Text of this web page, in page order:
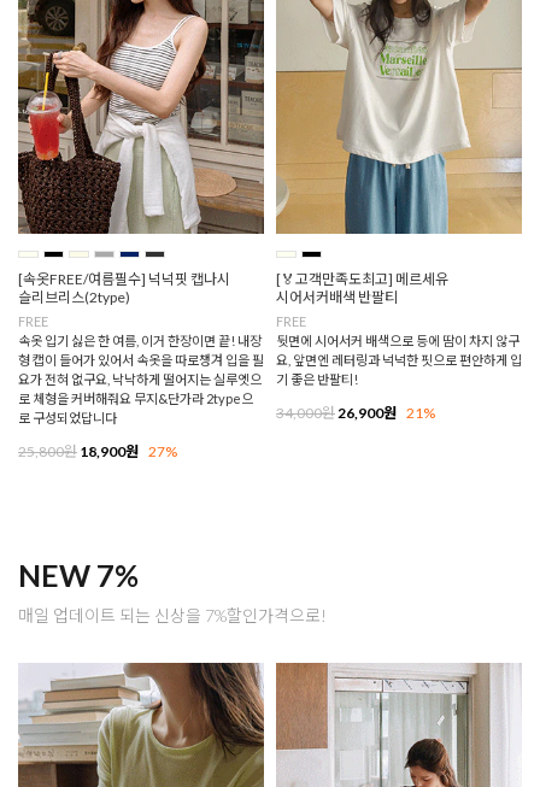
[속옷FREE/여름필수] 넉넉핏 캡나시
슬리브리스(2type)
FREE
속옷 입기 싫은 한 여름, 이거 한장이면 끝! 내장
형 캡이 들어가 있어서 속옷을 따로챙겨 입을 필
요가 전혀 없구요, 낙낙하게 떨어지는 실루엣으
로 체형을 커버해줘요 무지&단가라 2type으
로 구성되었답니다
25,800원 18,900원 27%
[🏅고객만족도최고] 메르세유
시어서커배색 반팔티
FREE
뒷면에 시어서커 배색으로 등에 땀이 차지 않구
요, 앞면엔 레터링과 넉넉한 핏으로 편안하게 입
기 좋은 반팔티!
34,000원26,900원 21%
NEW 7%
매일 업데이트 되는 신상을 7%할인가격으로!